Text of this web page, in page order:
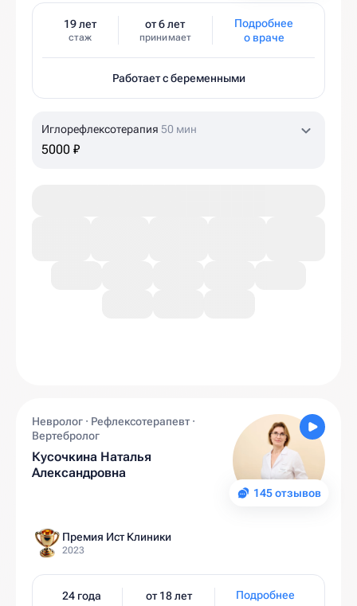
19 лет
стаж
от 6 лет
принимает
Подробнее
о враче
Работает с беременными
Иглорефлексотерапия 50 мин
5000 ₽
145 отзывов
Невролог · Рефлексотерапевт ·
Вертебролог
Кусочкина Наталья
Александровна
Премия Ист Клиники
2023
24 года от 18 лет
Подробнее